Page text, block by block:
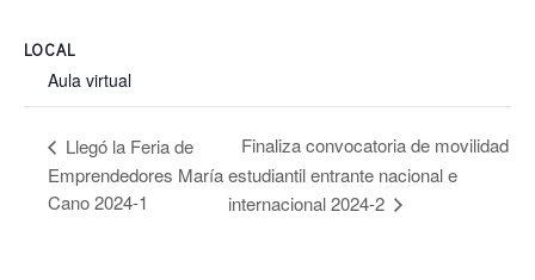
LOCAL
Aula virtual
Llegó la Feria de
Emprendedores María
Cano 2024-1
Finaliza convocatoria de movilidad
estudiantil entrante nacional e
internacional 2024-2